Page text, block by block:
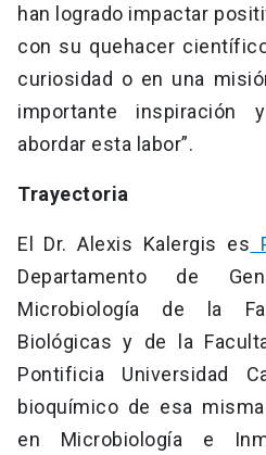
han logrado impactar
con su quehacer
curiosidad o en una
importante inspiración
abordar esta labor”.
Trayectoria
El Dr. Alexis Kalergis es
Departamento de
Microbiología de la
Biológicas y de la
Pontificia Universidad
bioquímico de esa
en Microbiología e